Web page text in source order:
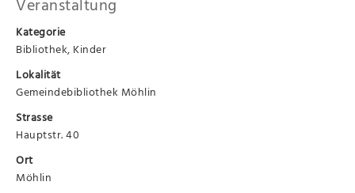
Kategorie
Bibliothek, Kinder
Lokalität
Gemeindebibliothek Möhlin
Strasse
Hauptstr. 40
Ort
Möhlin